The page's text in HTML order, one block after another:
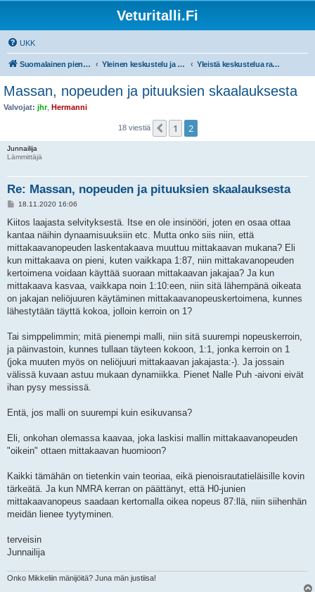
Veturitalli.Fi
UKK
Suomalainen pienoisrautatiefoorumi Yleinen keskustelu ja muut mittakaavat Yleistä keskustelua rautateistä ja pienoisrautateistä
Massan, nopeuden ja pituuksien skaalauksesta
Valvojat: jhr, Hermanni
18 viestiä Edellinen
1 2
Junnailija
Lämmittäjä
Re: Massan, nopeuden ja pituuksien skaalauksesta
V
e
t
i
18.11.2020 16:06
Kiitos laajasta selvityksestä. Itse en ole insinööri, joten en osaa ottaa
kantaa näihin dynaamisuuksiin etc. Mutta onko siis niin, että
mittakaavanopeuden laskentakaava muuttuu mittakaavan mukana? Eli
kun mittakaava on pieni, kuten vaikkapa 1:87, niin mittakavanopeuden
kertoimena voidaan käyttää suoraan mittakaavan jakajaa? Ja kun
mittakaava kasvaa, vaikkapa noin 1:10:een, niin sitä lähempänä oikeata
on jakajan neliöjuuren käytäminen mittakaavanopeuskertoimena, kunnes
lähestytään täyttä kokoa, jolloin kerroin on 1?
Tai simppelimmin; mitä pienempi malli, niin sitä suurempi nopeuskerroin,
ja päinvastoin, kunnes tullaan täyteen kokoon, 1:1, jonka kerroin on 1
(joka muuten myös on neliöjuuri mittakaavan jakajasta:-). Ja jossain
välissä kuvaan astuu mukaan dynamiikka. Pienet Nalle Puh -aivoni eivät
ihan pysy messissä.
Entä, jos malli on suurempi kuin esikuvansa?
Eli, onkohan olemassa kaavaa, joka laskisi mallin mittakaavanopeuden
"oikein" ottaen mittakaavan huomioon?
Kaikki tämähän on tietenkin vain teoriaa, eikä pienoisrautatieläisille kovin
tärkeätä. Ja kun NMRA kerran on päättänyt, että H0-junien
mittakaavanopeus saadaan kertomalla oikea nopeus 87:llä, niin siihenhän
meidän lienee tyytyminen.
terveisin
Junnailija
Onko Mikkeliin mänijöitä? Juna män justiisa!